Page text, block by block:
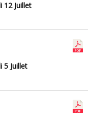
12 Juillet
5 Juillet